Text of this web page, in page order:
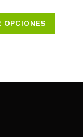
OPCIONES